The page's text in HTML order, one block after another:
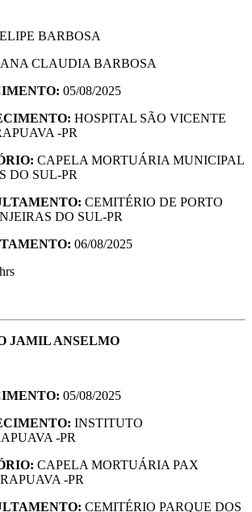
BARBOSA
ANA CLAUDIA BARBOSA
05/08/2025
HOSPITAL SÃO VICENTE
-PR
CAPELA MORTUÁRIA MUNICIPAL
DO SUL-PR
CEMITÉRIO DE PORTO
DO SUL-PR
06/08/2025
JAMIL ANSELMO
05/08/2025
INSTITUTO
-PR
CAPELA MORTUÁRIA PAX
-PR
CEMITÉRIO PARQUE DOS